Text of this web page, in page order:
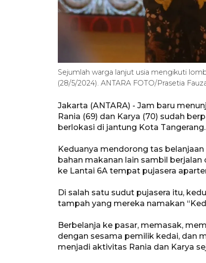
Sejumlah warga lanjut usia mengikuti
(28/5/2024). ANTARA FOTO/Prasetia
Jakarta (ANTARA) - Jam baru
Rania (69) dan Karya (70) sudah
berlokasi di jantung Kota Tangerang.
Keduanya mendorong tas
bahan makanan lain sambil berjalan
ke Lantai 6A tempat pujasera
Di salah satu sudut pujasera itu,
tampah yang mereka namakan
Berbelanja ke pasar, memasak,
dengan sesama pemilik kedai, dan
menjadi aktivitas Rania dan Karya